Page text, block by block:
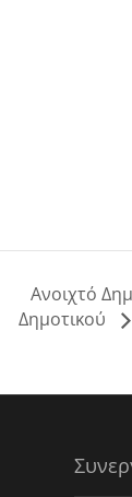
Ανοιχτό
Δημοτικού